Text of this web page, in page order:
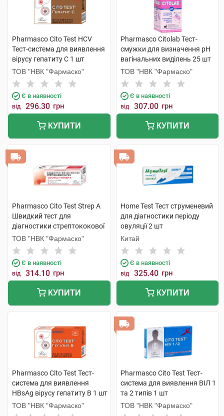
Pharmasco Cito Test HCV
Тест-система для виявлення
вірусу гепатиту С 1 шт
ТОВ "НВК "Фармаско"
Є в наявності
від 296.30 грн
КУПИТИ
Pharmasco Citolab Тест-
смужки для визначення pH
вагінальних виділень 25 шт
ТОВ "НВК "Фармаско"
Є в наявності
від 307.00 грн
КУПИТИ
Pharmasco Cito Test Strep A
Швидкий тест для
діагностики стрептококової
ангіни 1 шт
ТОВ "НВК "Фармаско"
Є в наявності
від 314.10 грн
КУПИТИ
Home Test Тест струменевий
для діагностики періоду
овуляції 2 шт
Китай
Є в наявності
від 325.40 грн
КУПИТИ
Pharmasco Cito Test Тест-
система для виявлення
HBsAg вірусу гепатиту B 1 шт
ТОВ "НВК "Фармаско"
Pharmasco Cito Test Тест-
система для виявлення ВІЛ 1
та 2 типів 1 шт
ТОВ "НВК "Фармаско"